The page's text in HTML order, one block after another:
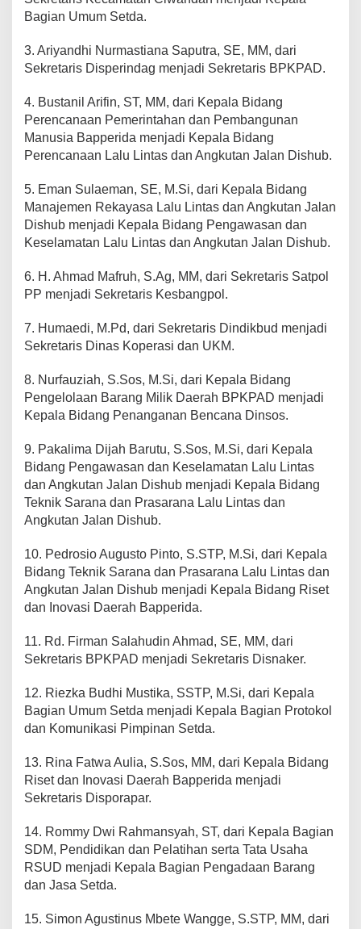
Bagian Umum Setda.
3. Ariyandhi Nurmastiana Saputra, SE, MM, dari
Sekretaris Disperindag menjadi Sekretaris BPKPAD.
4. Bustanil Arifin, ST, MM, dari Kepala Bidang
Perencanaan Pemerintahan dan Pembangunan
Manusia Bapperida menjadi Kepala Bidang
Perencanaan Lalu Lintas dan Angkutan Jalan Dishub.
5. Eman Sulaeman, SE, M.Si, dari Kepala Bidang
Manajemen Rekayasa Lalu Lintas dan Angkutan Jalan
Dishub menjadi Kepala Bidang Pengawasan dan
Keselamatan Lalu Lintas dan Angkutan Jalan Dishub.
6. H. Ahmad Mafruh, S.Ag, MM, dari Sekretaris Satpol
PP menjadi Sekretaris Kesbangpol.
7. Humaedi, M.Pd, dari Sekretaris Dindikbud menjadi
Sekretaris Dinas Koperasi dan UKM.
8. Nurfauziah, S.Sos, M.Si, dari Kepala Bidang
Pengelolaan Barang Milik Daerah BPKPAD menjadi
Kepala Bidang Penanganan Bencana Dinsos.
9. Pakalima Dijah Barutu, S.Sos, M.Si, dari Kepala
Bidang Pengawasan dan Keselamatan Lalu Lintas
dan Angkutan Jalan Dishub menjadi Kepala Bidang
Teknik Sarana dan Prasarana Lalu Lintas dan
Angkutan Jalan Dishub.
10. Pedrosio Augusto Pinto, S.STP, M.Si, dari Kepala
Bidang Teknik Sarana dan Prasarana Lalu Lintas dan
Angkutan Jalan Dishub menjadi Kepala Bidang Riset
dan Inovasi Daerah Bapperida.
11. Rd. Firman Salahudin Ahmad, SE, MM, dari
Sekretaris BPKPAD menjadi Sekretaris Disnaker.
12. Riezka Budhi Mustika, SSTP, M.Si, dari Kepala
Bagian Umum Setda menjadi Kepala Bagian Protokol
dan Komunikasi Pimpinan Setda.
13. Rina Fatwa Aulia, S.Sos, MM, dari Kepala Bidang
Riset dan Inovasi Daerah Bapperida menjadi
Sekretaris Disporapar.
14. Rommy Dwi Rahmansyah, ST, dari Kepala Bagian
SDM, Pendidikan dan Pelatihan serta Tata Usaha
RSUD menjadi Kepala Bagian Pengadaan Barang
dan Jasa Setda.
15. Simon Agustinus Mbete Wangge, S.STP, MM, dari